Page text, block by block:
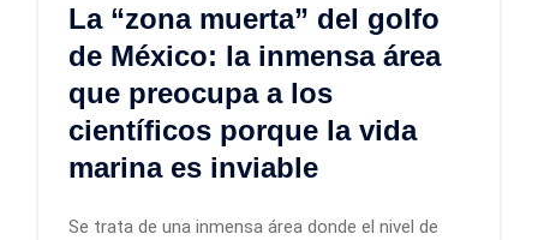
La “zona muerta” del golfo
de México: la inmensa área
que preocupa a los
científicos porque la vida
marina es inviable
Se trata de una inmensa área donde el nivel de